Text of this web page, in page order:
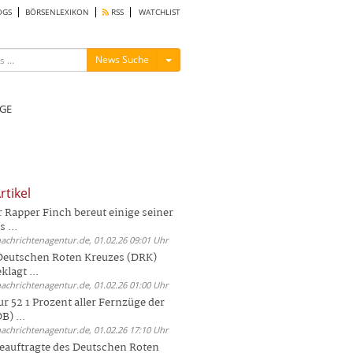
BÖRSENLEXIKON RSS WATCHLIST
News Suche Menü ein-/ausblenden
Finch bereut einige seiner
...
01.02.26 09:01 Uhr
Roten Kreuzes (DRK)
...
01.02.26 01:00 Uhr
52 1 Prozent aller Fernzüge der
...
01.02.26 17:10 Uhr
des Deutschen Roten